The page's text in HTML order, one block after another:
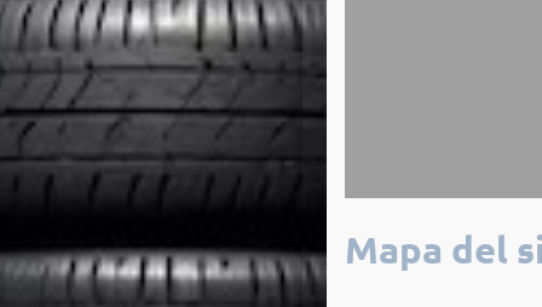
Mapa del